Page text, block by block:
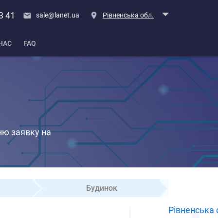
41 sale@lanet.ua Рівненська обл.
FAQ
заявку на
Будинок
Рівненська